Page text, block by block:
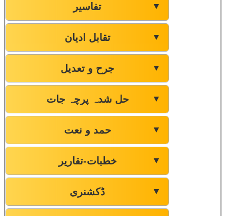
تفاسیر ▼
تقابل ادیان ▼
جرح و تعدیل ▼
حل شدہ پرچہ جات ▼
حمد و نعت ▼
خطبات-تقاریر ▼
ڈکشنری ▼